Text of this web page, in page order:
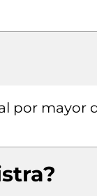
por mayor